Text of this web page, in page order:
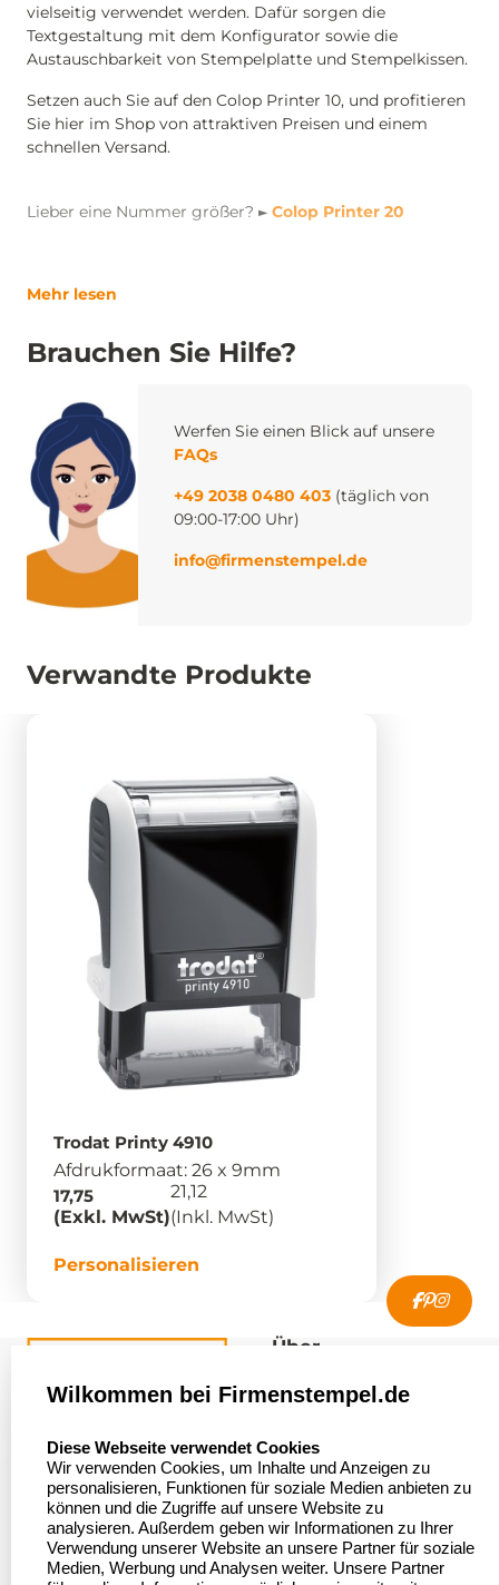
vielseitig verwendet werden. Dafür sorgen die
Textgestaltung mit dem Konfigurator sowie die
Austauschbarkeit von Stempelplatte und Stempelkissen.
Setzen auch Sie auf den Colop Printer 10, und profitieren
Sie hier im Shop von attraktiven Preisen und einem
schnellen Versand.
Lieber eine Nummer größer? ► Colop Printer 20
Mehr lesen
Brauchen Sie Hilfe?
Werfen Sie einen Blick auf unsere
FAQs
+49 2038 0480 403 (täglich von
09:00-17:00 Uhr)
info@firmenstempel.de
Verwandte Produkte
Trodat Printy 4910
Afdrukformaat: 26 x 9mm
17,75
(Exkl. MwSt)
21,12
(Inkl. MwSt)
Personalisieren
Asterlager Straße 97
47228 Duisburg
Deutschland
Über
Über uns
Bewerten Sie uns
Sitemap
Stempel in
Deutschland
Wilkommen bei Firmenstempel.de
Diese Webseite verwendet Cookies
Wir verwenden Cookies, um Inhalte und Anzeigen zu
personalisieren, Funktionen für soziale Medien anbieten zu
können und die Zugriffe auf unsere Website zu
analysieren. Außerdem geben wir Informationen zu Ihrer
Verwendung unserer Website an unsere Partner für soziale
Medien, Werbung und Analysen weiter. Unsere Partner